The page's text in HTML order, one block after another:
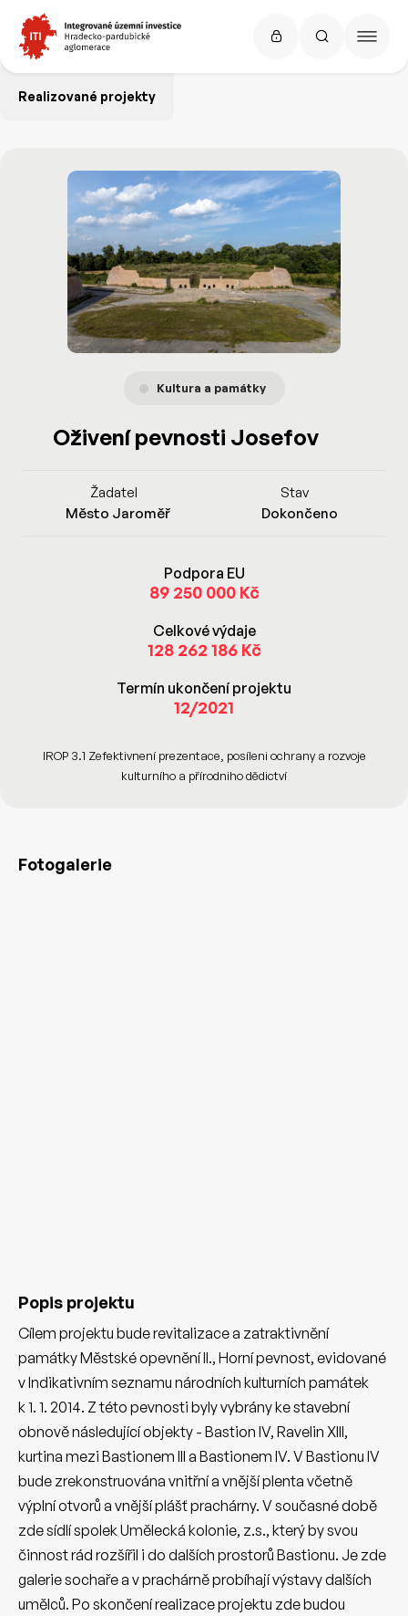
Realizované projekty
Kultura a památky
Oživení pevnosti Josefov
Žadatel
Město Jaroměř
Stav
Dokončeno
Podpora EU
89 250 000 Kč
Celkové výdaje
128 262 186 Kč
Termín ukončení projektu
12/2021
IROP 3.1 Zefektivnení prezentace, posíleni ochrany a rozvoje
kulturního a přírodniho dědictví
Fotogalerie
Popis projektu
Cílem projektu bude revitalizace a zatraktivnění
památky Městské opevnění II., Horní pevnost, evidované
v Indikativním seznamu národních kulturních památek
k 1. 1. 2014. Z této pevnosti byly vybrány ke stavební
obnově následující objekty - Bastion IV, Ravelin XIII,
kurtina mezi Bastionem III a Bastionem IV. V Bastionu IV
bude zrekonstruována vnitřní a vnější plenta včetně
výplní otvorů a vnější plášť prachárny. V současné době
zde sídlí spolek Umělecká kolonie, z.s., který by svou
činnost rád rozšířil i do dalších prostorů Bastionu. Je zde
galerie sochaře a v prachárně probíhají výstavy dalších
umělců. Po skončení realizace projektu zde budou